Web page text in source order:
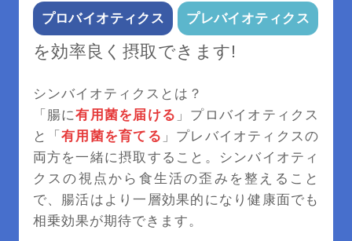
プロバイオティクス プレバイオティクス
を効率良く摂取できます!
シンバイオティクスとは？
「腸に有用菌を届ける 」プロバイオティクス
と「有用菌を育てる 」プレバイオティクスの
両方を一緒に摂取すること。シンバイオティ
クスの視点から食生活の歪みを整えること
で、腸活はより一層効果的になり健康面でも
相乗効果が期待できます。